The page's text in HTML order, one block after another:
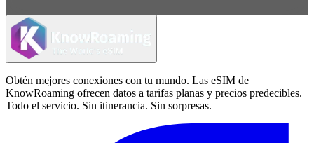
Obtén mejores conexiones con tu mundo. Las eSIM de
KnowRoaming ofrecen datos a tarifas planas y precios predecibles.
Todo el servicio. Sin itinerancia. Sin sorpresas.